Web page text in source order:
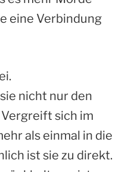
eine Verbindung
nicht nur den
Vergreift sich im
als einmal in die
ist sie zu direkt.